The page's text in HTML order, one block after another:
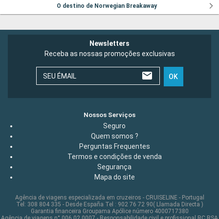
O destino de Norwegian Breakaway
Newsletters
Receba as nossas promoções exclusivas
SEU ÉMAIL OK
Nossos Serviços
Seguro
Quem somos ?
Perguntas Frequentes
Termos e condições de venda
Segurança
Mapa do site
Agência de viagens especializada em cruzeiros - CRUISELINE - Portugal
Tel: 308 804 335 - Desde España Tel : 902 76 72 90( Llamada Directa )
Garantia financeira Groupama Apólice número 4000717380